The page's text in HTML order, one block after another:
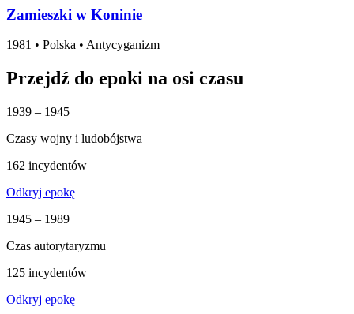
Zamieszki w Koninie
1981 • Polska • Antycyganizm
Przejdź do epoki na osi czasu
1939 – 1945
Czasy wojny i ludobójstwa
162 incydentów
Odkryj epokę
1945 – 1989
Czas autorytaryzmu
125 incydentów
Odkryj epokę